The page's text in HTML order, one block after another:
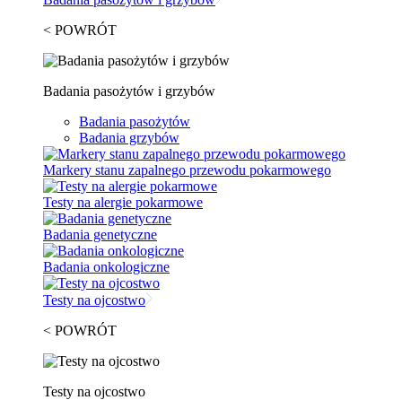
< POWRÓT
Badania pasożytów i grzybów
Badania pasożytów
Badania grzybów
Markery stanu zapalnego przewodu pokarmowego
Testy na alergie pokarmowe
Badania genetyczne
Badania onkologiczne
Testy na ojcostwo
< POWRÓT
Testy na ojcostwo